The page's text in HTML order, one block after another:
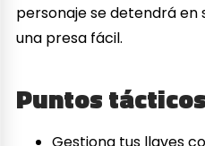
personaje se detendrá
una presa fácil.
Puntos
Gestiona tus llaves